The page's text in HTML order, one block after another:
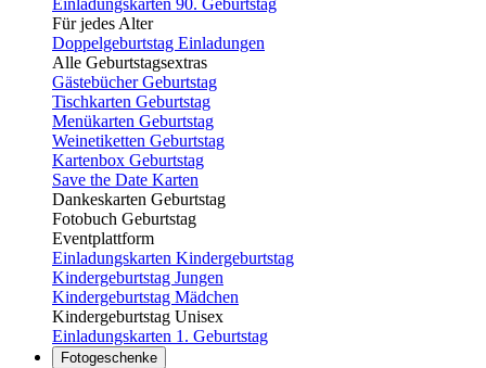
Einladungskarten 90. Geburtstag
Für jedes Alter
Doppelgeburtstag Einladungen
Alle Geburtstagsextras
Gästebücher Geburtstag
Tischkarten Geburtstag
Menükarten Geburtstag
Weinetiketten Geburtstag
Kartenbox Geburtstag
Save the Date Karten
Dankeskarten Geburtstag
Fotobuch Geburtstag
Eventplattform
Einladungskarten Kindergeburtstag
Kindergeburtstag Jungen
Kindergeburtstag Mädchen
Kindergeburtstag Unisex
Einladungskarten 1. Geburtstag
Fotogeschenke